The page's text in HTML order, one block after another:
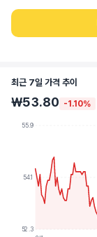
최근 7일 가격 추이
₩53.80 -1.10%
55.9
54.1
52.3